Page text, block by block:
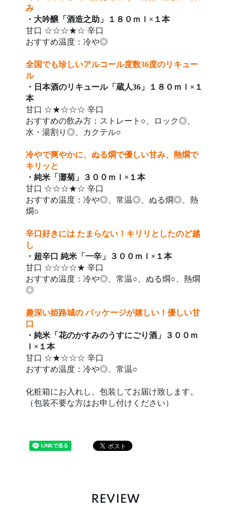
み
・大吟醸「酒造之助」１８０ｍｌ×１本
甘口 ☆☆☆★☆ 辛口
おすすめ温度：冷や◎
全国でも珍しいアルコール度数36度のリキュー
ル
・日本酒のリキュール「蔵人36」１８０ｍｌ×１
本
甘口 ☆★☆☆☆ 辛口
おすすめの飲み方：ストレート○、ロック◎、
水・湯割り◎、カクテル○
冷やで爽やかに、ぬる燗で優しい甘み、熱燗で
キリッと
・純米「灘菊」３００ｍｌ×１本
甘口 ☆☆☆★☆ 辛口
おすすめ温度：冷や◎、常温◎、ぬる燗◎、熱
燗○
辛口好きには たまらない！キリリとしたのど越
し
・超辛口 純米「一辛」３００ｍｌ×１本
甘口 ☆☆☆☆★ 辛口
おすすめ温度：冷や◎、常温○、ぬる燗○、熱燗
◎
趣深い姫路城の パッケージが嬉しい！優しい甘
口
・純米「花のかすみのうすにごり酒」３００ｍ
ｌ×１本
甘口 ☆★☆☆☆ 辛口
おすすめ温度：冷や◎、常温○
化粧箱にお入れし、包装してお届け致します。
（包装不要な方はお申し付けください）
REVIEW